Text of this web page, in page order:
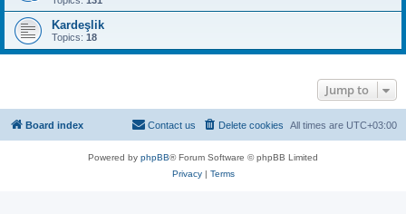
Kardeşlik
Topics: 18
Jump to
Board index All times are UTC+03:00
Delete cookies
Contact us
Powered by phpBB® Forum Software © phpBB Limited
Privacy| Terms